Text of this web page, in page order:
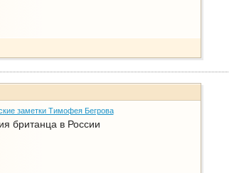
заметки Тимофея Бегрова
британца в России